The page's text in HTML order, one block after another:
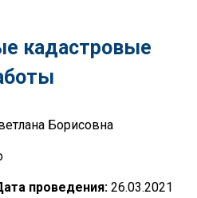
кадастровые
Борисовна
проведения: 26.03.2021